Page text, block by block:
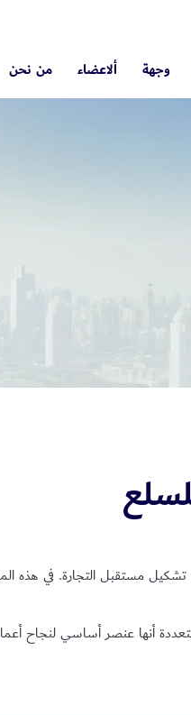
وجهة ألاعضاء من نحن
مستقبل التجارة. في هذه
أنها عنصر أساسي لنجاح